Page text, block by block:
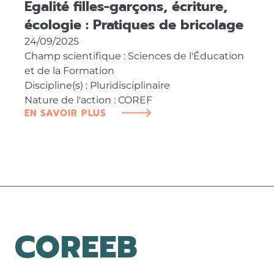
Egalité filles-garçons, écriture,
écologie : Pratiques de bricolage
24/09/2025
Champ scientifique : Sciences de l'Éducation
et de la Formation
Discipline(s) : Pluridisciplinaire
Nature de l'action : COREF
EN SAVOIR PLUS
COREEB